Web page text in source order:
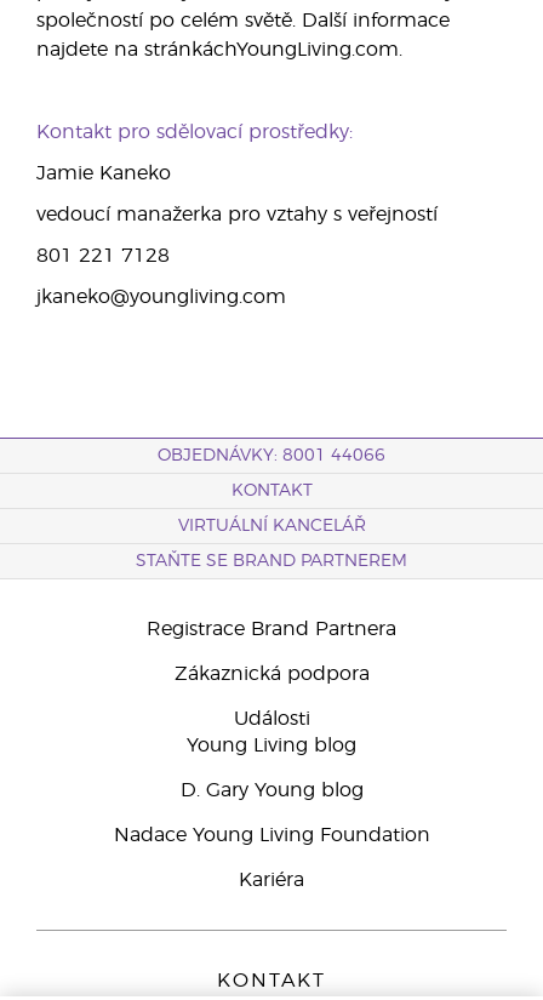
společností po celém světě. Další informace
najdete na stránkáchYoungLiving.com.
Kontakt pro sdělovací prostředky:
Jamie Kaneko
vedoucí manažerka pro vztahy s veřejností
801 221 7128
jkaneko@youngliving.com
OBJEDNÁVKY: 8001 44066
KONTAKT
VIRTUÁLNÍ KANCELÁŘ
STAŇTE SE BRAND PARTNEREM
Registrace Brand Partnera
Zákaznická podpora
Události
Young Living blog
D. Gary Young blog
Nadace Young Living Foundation
Kariéra
KONTAKT